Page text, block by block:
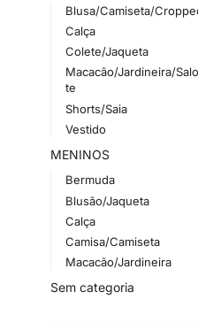
Blusa/Camiseta/
Calça
Colete/Jaqueta
Macacão/Jardineira/
te
Shorts/Saia
Vestido
MENINOS
Bermuda
Blusão/Jaqueta
Calça
Camisa/Camiseta
Macacão/Jardineira
Sem categoria